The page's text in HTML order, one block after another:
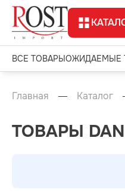
ВСЕ ТОВАРЫОЖИДАЕМЫЕ
Главная Каталог
ТОВАРЫ